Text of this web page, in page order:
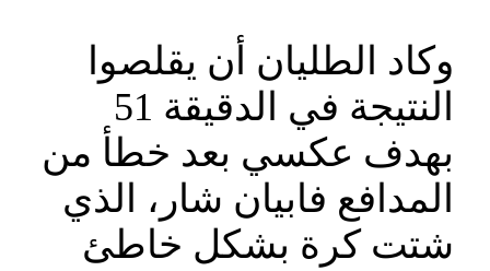
وكاد الطليان أن يقلصوا
النتيجة في الدقيقة 51
بهدف عكسي بعد خطأ من
المدافع فابيان شار، الذي
شتت كرة بشكل خاطئ